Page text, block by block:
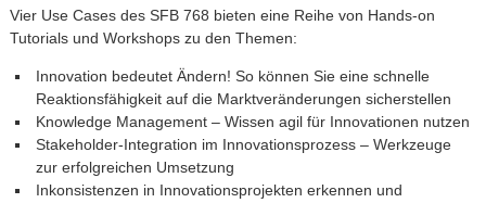
Vier Use Cases des SFB 768 bieten eine Reihe von Hands-on
Tutorials und Workshops zu den Themen:
Innovation bedeutet Ändern! So können Sie eine schnelle
Reaktionsfähigkeit auf die Marktveränderungen sicherstellen
Knowledge Management – Wissen agil für Innovationen nutzen
Stakeholder-Integration im Innovationsprozess – Werkzeuge
zur erfolgreichen Umsetzung
Inkonsistenzen in Innovationsprojekten erkennen und